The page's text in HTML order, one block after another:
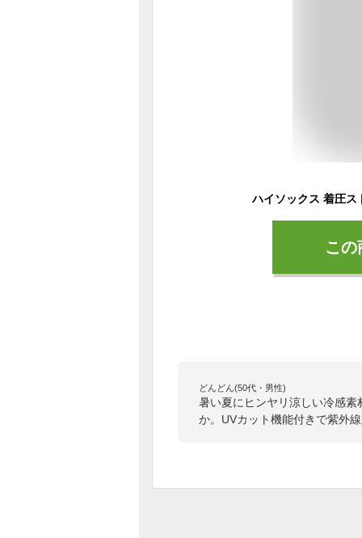
こ
どんどん(50代・男性)
暑い夏にヒンヤリ涼しい冷感
か。UVカット機能付きで紫外